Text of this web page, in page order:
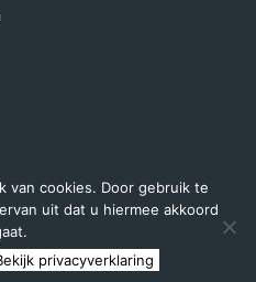
Vermeulen Steenbergen bv,
CM, Steenbergen.
van cookies. Door gebruik te
uit dat u hiermee akkoord
privacyverklaring